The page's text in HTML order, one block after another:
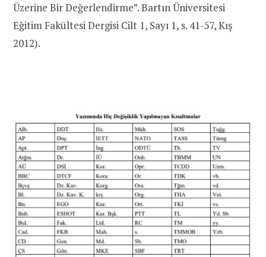
Üzerine Bir Değerlendirme”. Bartın Üniversitesi
Eğitim Fakültesi Dergisi Cilt 1, Sayı 1, s. 41-57, Kış
2012).